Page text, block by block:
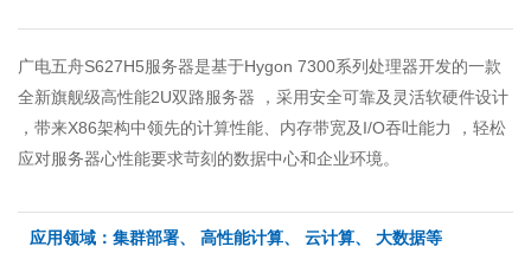
广电五舟S627H5服务器是基于Hygon 7300系列处理器开发的一款
全新旗舰级高性能2U双路服务器 ，采用安全可靠及灵活软硬件设计
，带来X86架构中领先的计算性能、内存带宽及I/O吞吐能力 ，轻松
应对服务器心性能要求苛刻的数据中心和企业环境。
应用领域：集群部署、 高性能计算、 云计算、 大数据等